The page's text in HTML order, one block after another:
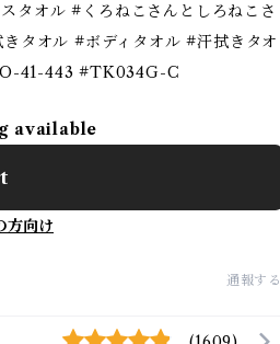
タオル #くろねこさんとしろねこさ
タオル #ボディタオル #汗拭きタオ
41-443 #TK034G-C
available
方向け
通報する